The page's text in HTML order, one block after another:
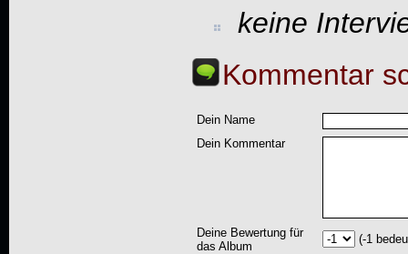
keine
Kommentar
Dein Name
Dein Kommentar
Deine Bewertung für
das Album
(-1